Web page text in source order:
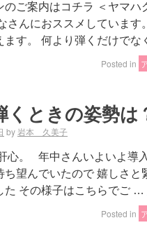
のご案内はコチラ ＜ヤマ
さんにおススメしていま
ます。 何より弾くだけでな
Posted in
ときの姿勢は
by 岩本 久美子
心。 年中さんいよいよ導
ち望んでいたので 嬉しさ
た その様子はこちらでご …
Posted in